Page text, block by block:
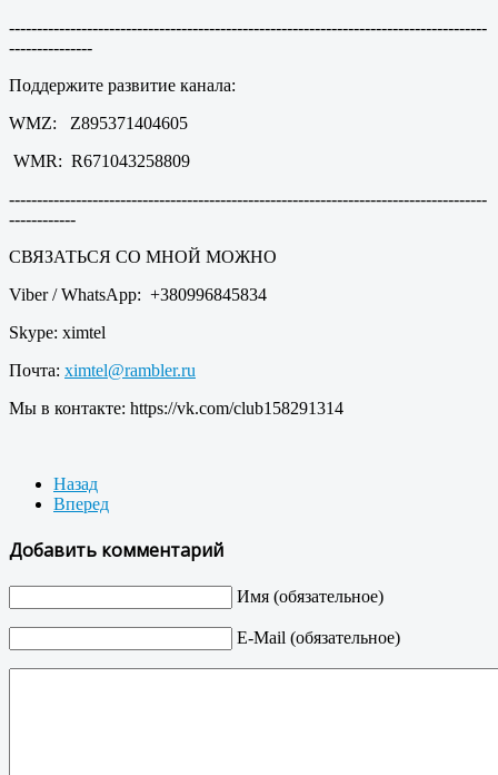
--------------------------------------------------------------------------------------
---------------
Поддержите развитие канала:
WMZ: Z895371404605
WMR: R671043258809
--------------------------------------------------------------------------------------
------------
СВЯЗАТЬСЯ СО МНОЙ МОЖНО
Viber / WhatsApp: +380996845834
Skype: ximtel
Почта: ximtel@rambler.ru
Мы в контакте: https://vk.com/club158291314
Назад
Вперед
Добавить комментарий
Имя (обязательное)
E-Mail (обязательное)